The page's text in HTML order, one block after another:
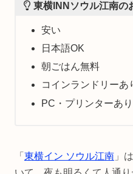
東横INNソウル江南の
安い
日本語OK
朝ごはん無料
コインランドリーあ
PC・プリンターあり
「 東横イン ソウル江南 」